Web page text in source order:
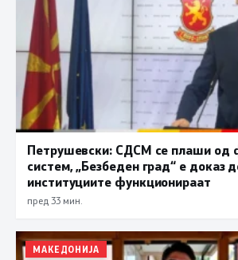
Петрушевски: СДСМ се плаши од
систем, „Безбеден град“ е доказ
институциите функционираат
пред 33 мин.
МАКЕДОНИЈА